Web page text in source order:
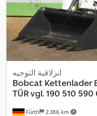
Fürth 2.386 km
انزلاقية التوجيه
Bobcat Kettenlader
TÜR vgl. 190 510 590